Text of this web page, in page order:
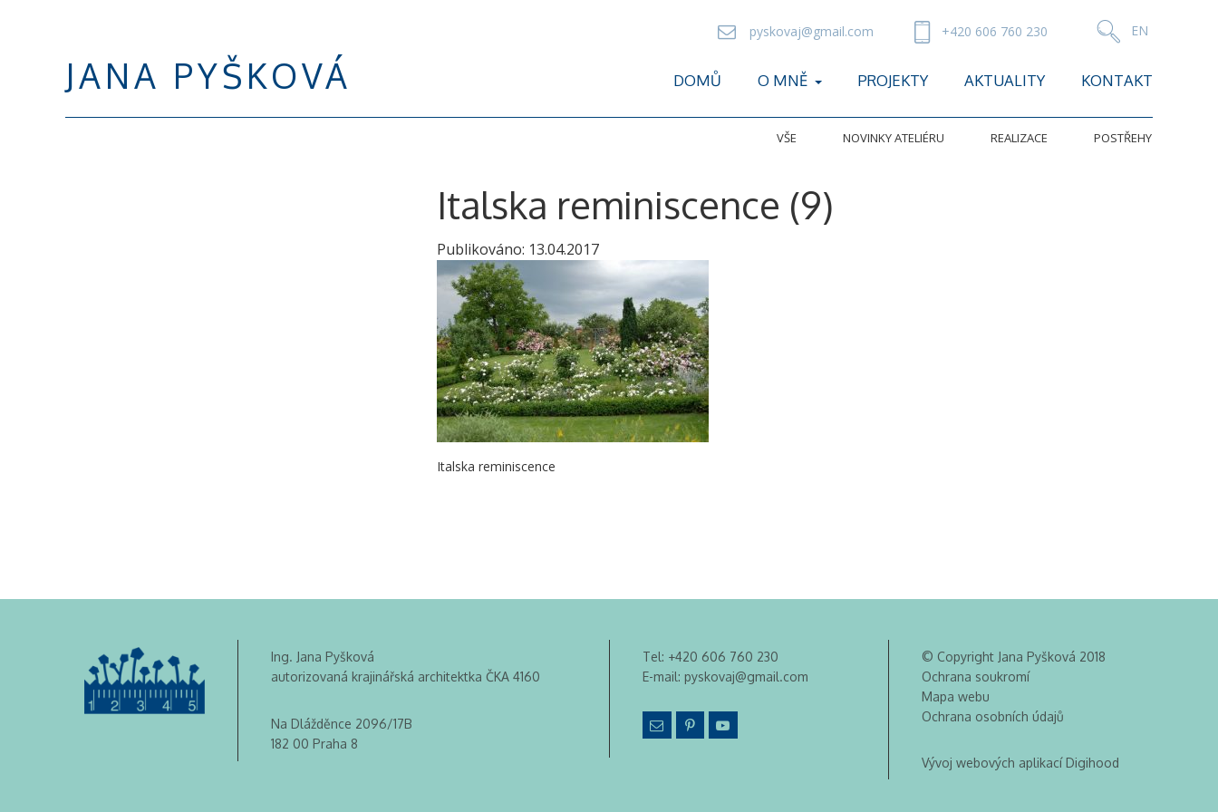
JANA PYŠKOVÁ
pyskovaj@gmail.com +420 606 760 230
DOMŮ O MNĚ PROJEKTY AKTUALITY KONTAKT
VŠE NOVINKY ATELIÉRU REALIZACE POSTŘEHY
Italska reminiscence (9)
Publikováno: 13.04.2017
Italska reminiscence
Ing. Jana Pyšková
autorizovaná krajinářská architektka ČKA 4160
Na Dlážděnce 2096/17B
182 00 Praha 8
Tel: +420 606 760 230
E-mail: pyskovaj@gmail.com
© Copyright Jana Pyšková 2018
Ochrana soukromí
Mapa webu
Ochrana osobních údajů
Vývoj webových aplikací Digihood